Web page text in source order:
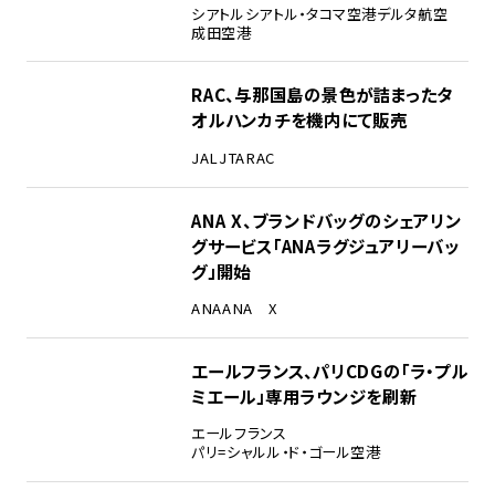
シアトルシアトル・タコマ空港デルタ航空
成田空港
RAC、与那国島の景色が詰まったタ
オルハンカチを機内にて販売
JAL JTARAC
ANA X、ブランドバッグのシェアリン
グサービス「ANAラグジュアリーバッ
グ」開始
ANAANA X
エールフランス、パリCDGの「ラ・プル
ミエール」専用ラウンジを刷新
エールフランス
パリ=シャルル・ド・ゴール空港